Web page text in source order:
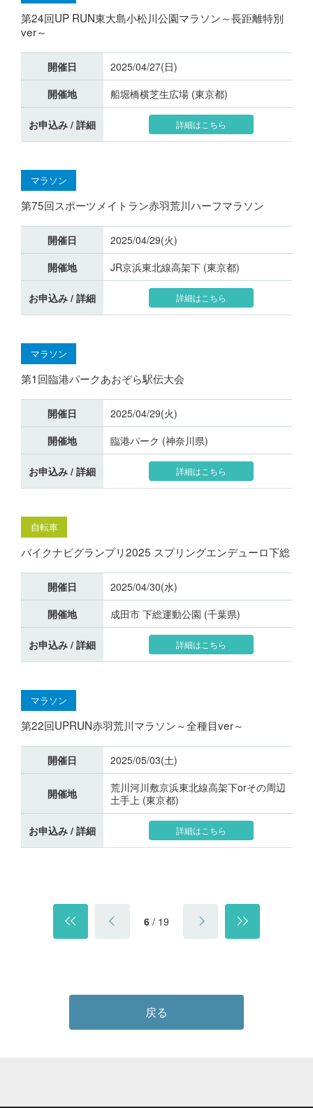
第24回UP RUN東大島小松川公園マラソン～長距離特別
ver～
開催日
2025/04/27(日)
開催地
船堀橋横芝生広場 (東京都)
お申込み / 詳細 詳細はこちら
マラソン
第75回スポーツメイトラン赤羽荒川ハーフマラソン
開催日
2025/04/29(火)
開催地
JR京浜東北線高架下 (東京都)
お申込み / 詳細 詳細はこちら
マラソン
第1回臨港パークあおぞら駅伝大会
開催日
2025/04/29(火)
開催地
臨港パーク (神奈川県)
お申込み / 詳細 詳細はこちら
自転車
バイクナビグランプリ2025 スプリングエンデューロ下総
開催日
2025/04/30(水)
開催地
成田市 下総運動公園 (千葉県)
お申込み / 詳細 詳細はこちら
マラソン
第22回UPRUN赤羽荒川マラソン～全種目ver～
開催日 2025/05/03(土)
開催地
荒川河川敷京浜東北線高架下orその周辺
土手上 (東京都)
お申込み / 詳細 詳細はこちら
6 / 19
戻る